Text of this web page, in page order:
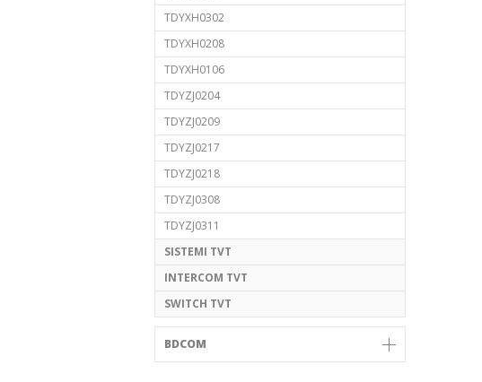
TDYXH0302
TDYXH0208
TDYXH0106
TDYZJ0204
TDYZJ0209
TDYZJ0217
TDYZJ0218
TDYZJ0308
TDYZJ0311
SISTEMI TVT
INTERCOM TVT
SWITCH TVT
BDCOM